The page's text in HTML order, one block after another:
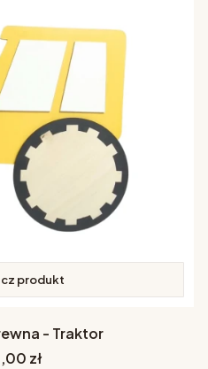
produkt
- Traktor
zł